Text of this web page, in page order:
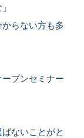
らない方も多
プンセミナー
ないことがと